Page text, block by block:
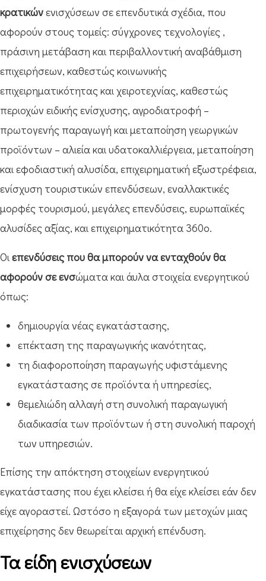
κρατικώνενισχύσεων σε επενδυτικά σχέδια, που
αφορούν στους τομείς: σύγχρονες τεχνολογίες ,
πράσινη μετάβαση και περιβαλλοντική αναβάθμιση
επιχειρήσεων, καθεστώς κοινωνικής
επιχειρηματικότητας και χειροτεχνίας, καθεστώς
περιοχών ειδικής ενίσχυσης, αγροδιατροφή –
πρωτογενής παραγωγή και μεταποίηση γεωργικών
προϊόντων – αλιεία και υδατοκαλλιέργεια, μεταποίηση
και εφοδιαστική αλυσίδα, επιχειρηματική εξωστρέφεια,
ενίσχυση τουριστικών επενδύσεων, εναλλακτικές
μορφές τουρισμού, μεγάλες επενδύσεις, ευρωπαϊκές
αλυσίδες αξίας, και επιχειρηματικότητα 360ο.
Οιεπενδύσεις που θα μπορούν να ενταχθούν θα
αφορούν σε ενσώματα και άυλα στοιχεία ενεργητικού
όπως:
δημιουργία νέας εγκατάστασης,
επέκταση της παραγωγικής ικανότητας,
τη διαφοροποίηση παραγωγής υφιστάμενης
εγκατάστασης σε προϊόντα ή υπηρεσίες,
θεμελιώδη αλλαγή στη συνολική παραγωγική
διαδικασία των προϊόντων ή στη συνολική παροχή
των υπηρεσιών.
Επίσης την απόκτηση στοιχείων ενεργητικού
εγκατάστασης που έχει κλείσει ή θα είχε κλείσει εάν δεν
είχε αγοραστεί. Ωστόσο η εξαγορά των μετοχών μιας
επιχείρησης δεν θεωρείται αρχική επένδυση.
Τα είδη ενισχύσεων